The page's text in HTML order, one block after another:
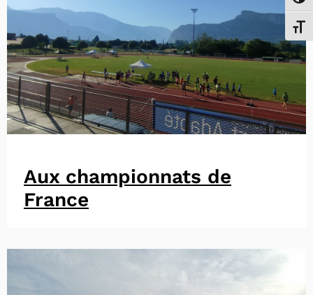
Aux championnats de
France